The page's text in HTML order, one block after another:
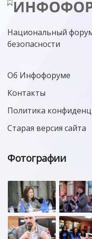
Национальный
безопасности
Об Инфофоруме
Контакты
Политика
Старая версия сайта
Фотографии